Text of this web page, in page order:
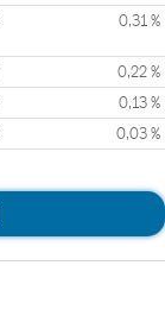
0,31 %
0,22 %
0,13 %
0,03 %